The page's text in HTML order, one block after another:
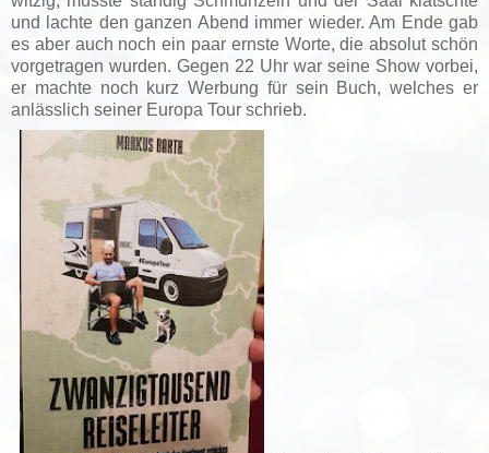
und lachte den ganzen Abend immer wieder. Am Ende gab
es aber auch noch ein paar ernste Worte, die absolut schön
vorgetragen wurden. Gegen 22 Uhr war seine Show vorbei,
er machte noch kurz Werbung für sein Buch, welches er
anlässlich seiner Europa Tour schrieb.